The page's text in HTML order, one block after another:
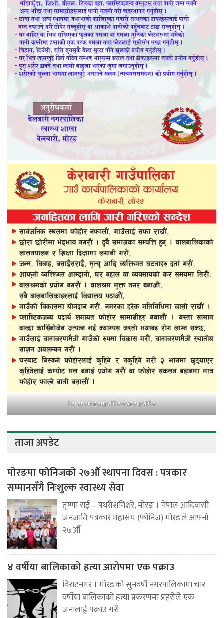
kerabari gaupalika nagarpalika
ताजा अपडेट
मोरङमा फोनिजको २७औँ स्थापना दिवस : पत्रकार
सम्मानसँगै निःशुल्क स्वास्थ्य सेवा
तृष्णा राई – पथरीशनिश्चरे, मोरङ । नेपाल आदिवासी
जनजाति पत्रकार महासंघ (फोनिज) मोरङले आफ्नो
२७औँ
४ वर्षीया बालिकाको हत्या आरोपमा एक पक्राउ
विराटनगर । मोरङको सुनवर्षी नगरपालिकामा चार
वर्षीया बालिकाको हत्या प्रकरणमा प्रहरीले एक
जनालाई पक्राउ गरी